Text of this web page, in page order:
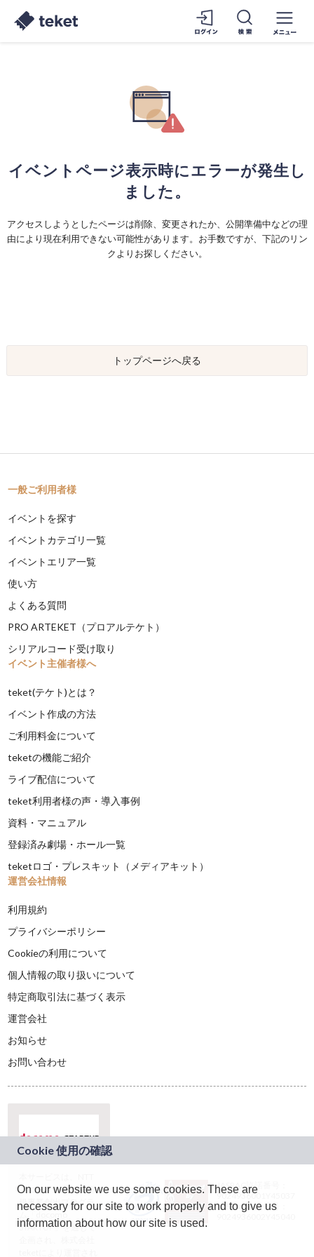
イベントページ表示時にエラーが発生し
ました。
アクセスしようとしたページは削除、変更されたか、公開準備中などの理
由により現在利用できない可能性があります。お手数ですが、下記のリン
クよりお探しください。
トップページへ戻る
一般ご利用者様
イベントを探す
イベントカテゴリ一覧
イベントエリア一覧
使い方
よくある質問
PRO ARTEKET（プロアルテケト）
シリアルコード受け取り
イベント主催者様へ
teket(テケト)とは？
イベント作成の方法
ご利用料金について
teketの機能ご紹介
ライブ配信について
teket利用者様の声・導入事例
資料・マニュアル
登録済み劇場・ホール一覧
teketロゴ・プレスキット（メディアキット）
運営会社情報
利用規約
プライバシーポリシー
Cookieの利用について
個人情報の取り扱いについて
特定商取引法に基づく表示
運営会社
お知らせ
お問い合わせ
ドコモグループの新
規事業創出プログラ
ム「docomo
STARTUP」を通じて
JASRAC許諾番号：
9024936001Y45037
JASRAC許諾番号：
On our website we use some cookies. These are
necessary for our site to work properly and to give us
information about how our site is used.